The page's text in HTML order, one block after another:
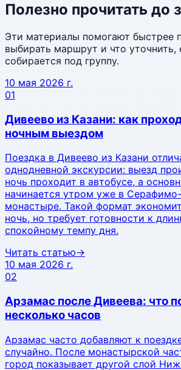
Полезно прочитать до
Эти материалы помогают быстрее
выбирать маршрут и что уточнить,
собирается под группу.
10 мая 2026 г.
01
Дивеево из Казани: как
ночным выездом
Поездка в Дивеево из Казани
однодневной экскурсии: выезд
ночь проходит в автобусе, а
начинается утром уже в
монастыре. Такой формат
ночь, но требует готовности к
спокойному темпу дня.
Читать статью→
10 мая 2026 г.
02
Арзамас после Дивеева: что
несколько часов
Арзамас часто добавляют к
случайно. После монастырской
город показывает другой слой